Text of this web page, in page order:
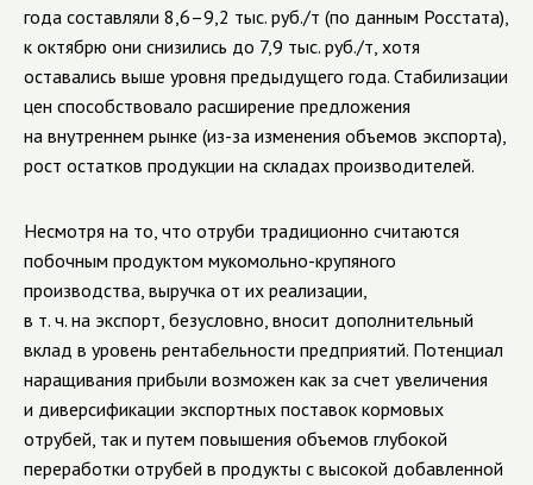
года составляли 8,6–9,2 тыс. руб./т (по данным Росстата),
к октябрю они снизились до 7,9 тыс. руб./т, хотя
оставались выше уровня предыдущего года. Стабилизации
цен способствовало расширение предложения
на внутреннем рынке (из-за изменения объемов экспорта),
рост остатков продукции на складах производителей.
Несмотря на то, что отруби традиционно считаются
побочным продуктом мукомольно-крупяного
производства, выручка от их реализации,
в т. ч. на экспорт, безусловно, вносит дополнительный
вклад в уровень рентабельности предприятий. Потенциал
наращивания прибыли возможен как за счет увеличения
и диверсификации экспортных поставок кормовых
отрубей, так и путем повышения объемов глубокой
переработки отрубей в продукты с высокой добавленной